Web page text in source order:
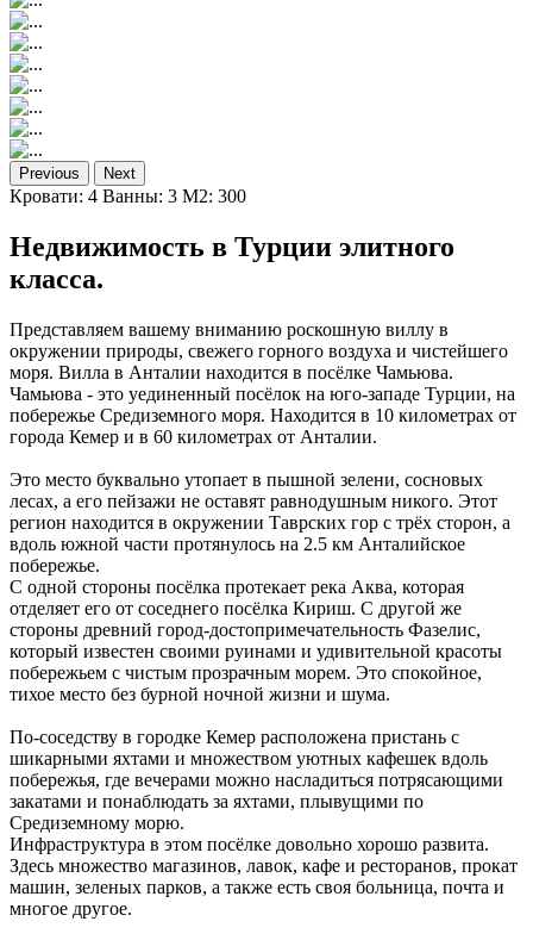
Previous Next
Кровати: 4 Ванны: 3 M2: 300
Недвижимость в Турции элитного
класса.
Представляем вашему вниманию роскошную виллу в
окружении природы, свежего горного воздуха и чистейшего
моря. Вилла в Анталии находится в посёлке Чамьюва.
Чамьюва - это уединенный посёлок на юго-западе Турции, на
побережье Средиземного моря. Находится в 10 километрах от
города Кемер и в 60 километрах от Анталии.
Это место буквально утопает в пышной зелени, сосновых
лесах, а его пейзажи не оставят равнодушным никого. Этот
регион находится в окружении Таврских гор с трёх сторон, а
вдоль южной части протянулось на 2.5 км Анталийское
побережье.
С одной стороны посёлка протекает река Аква, которая
отделяет его от соседнего посёлка Кириш. С другой же
стороны древний город-достопримечательность Фазелис,
который известен своими руинами и удивительной красоты
побережьем с чистым прозрачным морем. Это спокойное,
тихое место без бурной ночной жизни и шума.
По-соседству в городке Кемер расположена пристань с
шикарными яхтами и множеством уютных кафешек вдоль
побережья, где вечерами можно насладиться потрясающими
закатами и понаблюдать за яхтами, плывущими по
Средиземному морю.
Инфраструктура в этом посёлке довольно хорошо развита.
Здесь множество магазинов, лавок, кафе и ресторанов, прокат
машин, зеленых парков, а также есть своя больница, почта и
многое другое.